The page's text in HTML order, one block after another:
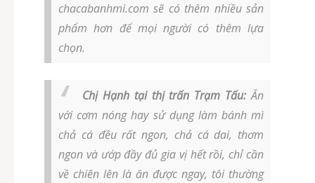
chacabanhmi.com sẽ có thêm nhiều sản
phẩm hơn để mọi người có thêm lựa
chọn.
Chị Hạnh tại thị trấn Trạm Tấu: Ăn
với cơm nóng hay sử dụng làm bánh mì
chả cá đều rất ngon, chả cá dai, thơm
ngon và ướp đầy đủ gia vị hết rồi, chỉ cần
về chiên lên là ăn được ngay, tôi thường